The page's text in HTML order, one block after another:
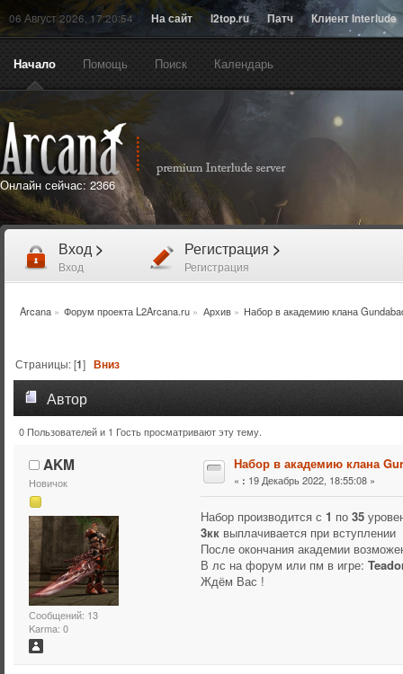
06 Август 2026, 17:20:54 На сайт l2top.ru Патч Клиент Interlude
Начало Помощь Поиск Календарь
Онлайн сейчас: 2366
Вход >
Вход
Регистрация >
Регистрация
Arcana» Форум проекта L2Arcana.ru » Архив» Набор в академию клана
Страницы: [1]Вниз
Автор
Тема: Набор в академию клана Gundabad (Прочитано
0 Пользователей и 1 Гость просматривают эту тему.
AKM
Новичок
Сообщений: 13
Karma: 0
Набор в академию клана
« : 19 Декабрь 2022, 18:55:08 »
Набор производится с 1 по 35
3кк выплачивается при
После окончания академии
В лс на форум или пм в игре:
Ждём Вас !